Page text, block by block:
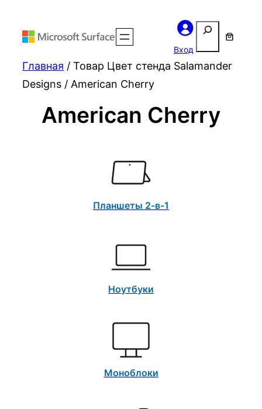
Вход
Поиск
Главная / Товар Цвет стенда Salamander
Designs / American Cherry
American Cherry
Планшеты 2-в-1
Ноутбуки
Моноблоки